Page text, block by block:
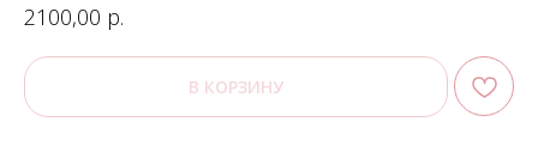
2100,00 р.
В КОРЗИНУ